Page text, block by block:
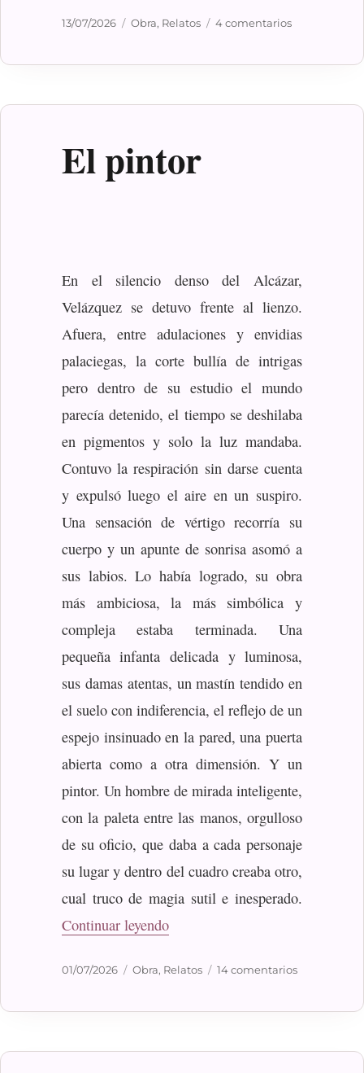
Publicado
13/07/2026 Categorías
Obra, Relatos 4 comentariosen
El pintor
En el silencio denso del Alcázar,
Velázquez se detuvo frente al lienzo.
Afuera, entre adulaciones y envidias
palaciegas, la corte bullía de intrigas
pero dentro de su estudio el mundo
parecía detenido, el tiempo se deshilaba
en pigmentos y solo la luz mandaba.
Contuvo la respiración sin darse cuenta
y expulsó luego el aire en un suspiro.
Una sensación de vértigo recorría su
cuerpo y un apunte de sonrisa asomó a
sus labios. Lo había logrado, su obra
más ambiciosa, la más simbólica y
compleja estaba terminada. Una
pequeña infanta delicada y luminosa,
sus damas atentas, un mastín tendido en
el suelo con indiferencia, el reflejo de un
espejo insinuado en la pared, una puerta
abierta como a otra dimensión. Y un
pintor. Un hombre de mirada inteligente,
con la paleta entre las manos, orgulloso
de su oficio, que daba a cada personaje
su lugar y dentro del cuadro creaba otro,
cual truco de magia sutil e inesperado.
Continuar leyendo«El pintor»
Publicado
01/07/2026 Categorías
Obra, Relatos 14 comentariosen